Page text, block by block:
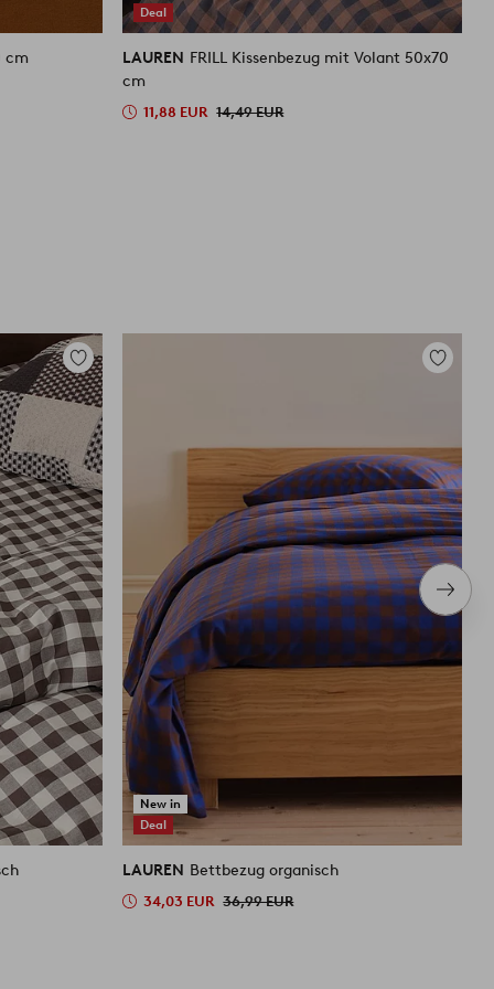
cm
Deal
LAUREN FRILL Kissenbezug mit Volant 50x70
cm
11,88 EUR 14,49 EUR
Zu
Favoriten
hinzufügen
New in
Deal
Zu
LAUREN Bettbezug organisch
34,03 EUR 36,99 EUR